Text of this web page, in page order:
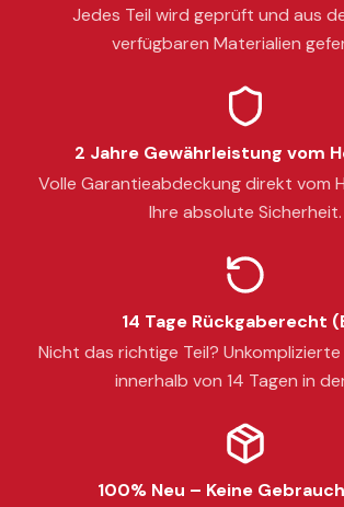
Jedes Teil wird geprüft und aus
verfügbaren Materialien
2 Jahre Gewährleistung vom
Volle Garantieabdeckung direkt vom
Ihre absolute Sicherheit.
14 Tage Rückgaberecht
Nicht das richtige Teil?
innerhalb von 14 Tagen in
100% Neu – Keine